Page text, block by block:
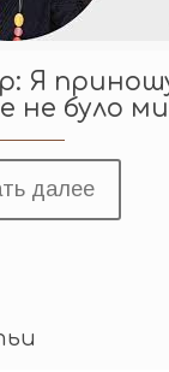
Я
не було
далее